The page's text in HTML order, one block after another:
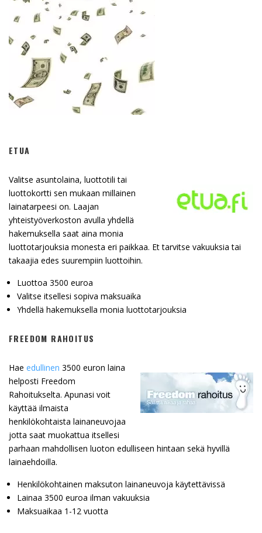
ETUA
Valitse asuntolaina, luottotili tai
luottokortti sen mukaan millainen
lainatarpeesi on. Laajan
yhteistyöverkoston avulla yhdellä
hakemuksella saat aina monia
luottotarjouksia monesta eri paikkaa. Et tarvitse vakuuksia tai
takaajia edes suurempiin luottoihin.
Luottoa 3500 euroa
Valitse itsellesi sopiva maksuaika
Yhdellä hakemuksella monia luottotarjouksia
FREEDOM RAHOITUS
Hae edullinen 3500 euron laina
helposti Freedom
Rahoitukselta. Apunasi voit
käyttää ilmaista
henkilökohtaista lainaneuvojaa
jotta saat muokattua itsellesi
parhaan mahdollisen luoton edulliseen hintaan sekä hyvillä
lainaehdoilla.
Henkilökohtainen maksuton lainaneuvoja käytettävissä
Lainaa 3500 euroa ilman vakuuksia
Maksuaikaa 1-12 vuotta